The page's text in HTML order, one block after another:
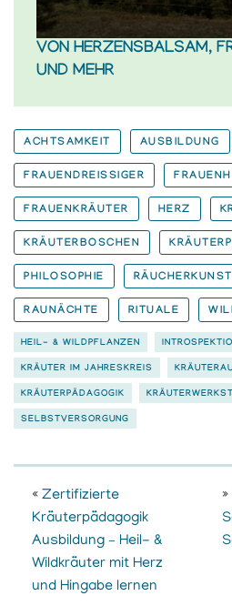
VON HERZENSBALSAM,
UND MEHR
ACHTSAMKEIT AUSBILDUNG
FRAUENDREISSIGER
FRAUENKRÄUTER HERZ
KRÄUTERBOSCHEN
PHILOSOPHIE RÄUCHERKUNST
RAUNÄCHTE RITUALE
HEIL- & WILDPFLANZEN
KRÄUTER IM JAHRESKREIS
KRÄUTERPÄDAGOGIK
SELBSTVERSORGUNG
« Zertifizierte
Kräuterpädagogik
Ausbildung – Heil- &
Wildkräuter mit Herz
und Hingabe lernen
»